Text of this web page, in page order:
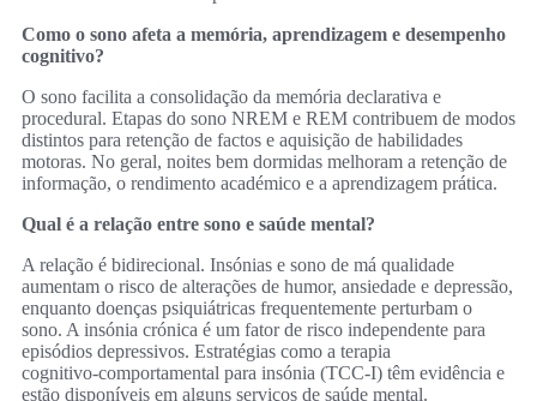
Como o sono afeta a memória, aprendizagem e desempenho
cognitivo?
O sono facilita a consolidação da memória declarativa e
procedural. Etapas do sono NREM e REM contribuem de modos
distintos para retenção de factos e aquisição de habilidades
motoras. No geral, noites bem dormidas melhoram a retenção de
informação, o rendimento académico e a aprendizagem prática.
Qual é a relação entre sono e saúde mental?
A relação é bidirecional. Insónias e sono de má qualidade
aumentam o risco de alterações de humor, ansiedade e depressão,
enquanto doenças psiquiátricas frequentemente perturbam o
sono. A insónia crónica é um fator de risco independente para
episódios depressivos. Estratégias como a terapia
cognitivo‑comportamental para insónia (TCC‑I) têm evidência e
estão disponíveis em alguns serviços de saúde mental.